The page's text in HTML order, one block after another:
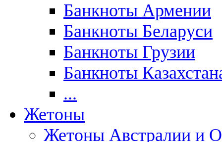
Банкноты Армении
Банкноты Беларуси
Банкноты Грузии
Банкноты
...
Жетоны
Жетоны Австралии и